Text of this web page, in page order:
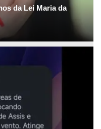
da Lei Maria da